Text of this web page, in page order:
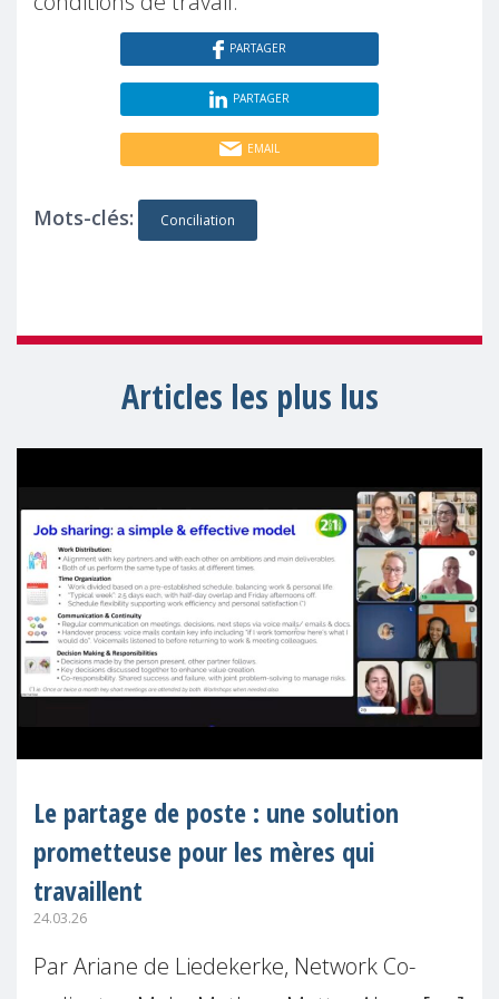
PARTAGER
PARTAGER
EMAIL
Mots-clés: Conciliation
Articles les plus lus
Le partage de poste : une solution
prometteuse pour les mères qui
travaillent
24.03.26
Par Ariane de Liedekerke, Network Co-